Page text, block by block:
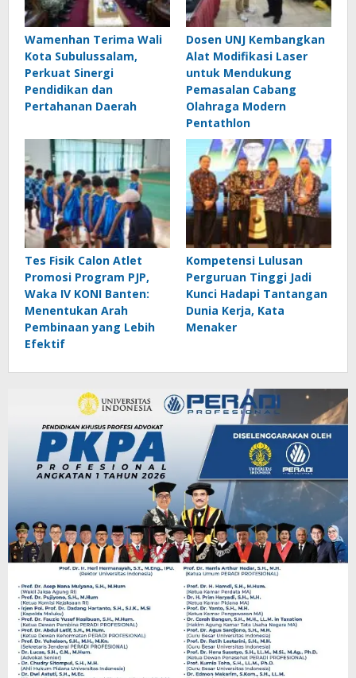
Wamenhan Terima Wali
Kota Subulussalam,
Perkuat Sinergi
Pendidikan dan
Pertahanan Daerah
Dosen UNJ Kembangkan
Alat Modifikasi Laser
untuk Mendukung
Pemasalan Cabang
Olahraga Modern
Pentathlon
Tes Fisik Calon Atlet
Promosi Program PJP,
Waka IV KONI Banten:
Menentukan Arah
Pembinaan yang Lebih
Efektif
Kompetensi Lulusan
Perguruan Tinggi Jadi
Kunci Hadapi Tantangan
Dunia Kerja, Kata
Menaker